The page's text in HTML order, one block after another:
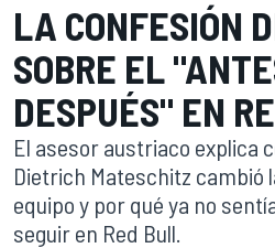
LA CONFESIÓN
SOBRE EL
DESPUÉS" EN
El asesor austriaco explica
Dietrich Mateschitz cambió
equipo y por qué ya no
seguir en Red Bull.